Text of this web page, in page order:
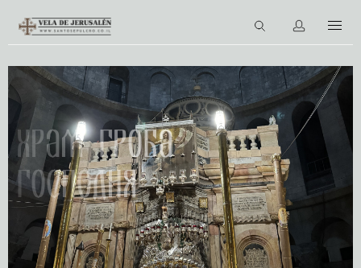
Виртуальные туры
Библиотека
Наши святыни
Новости
Церковный календарь
RU
Храм Гроба
Господня